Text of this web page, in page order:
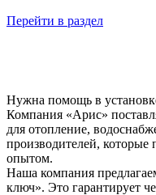
Перейти в раздел
Нужна помощь в
Компания «Арис»
для отопление,
производителей,
опытом.
Наша компания
ключ». Это гарантирует